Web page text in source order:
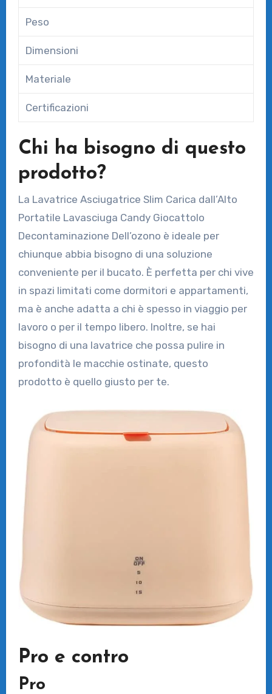
Peso
Dimensioni
Materiale
Certificazioni
Chi ha bisogno di questo
prodotto?
La Lavatrice Asciugatrice Slim Carica dall’Alto
Portatile Lavasciuga Candy Giocattolo
Decontaminazione Dell’ozono è ideale per
chiunque abbia bisogno di una soluzione
conveniente per il bucato. È perfetta per chi vive
in spazi limitati come dormitori e appartamenti,
ma è anche adatta a chi è spesso in viaggio per
lavoro o per il tempo libero. Inoltre, se hai
bisogno di una lavatrice che possa pulire in
profondità le macchie ostinate, questo
prodotto è quello giusto per te.
Pro e contro
Pro